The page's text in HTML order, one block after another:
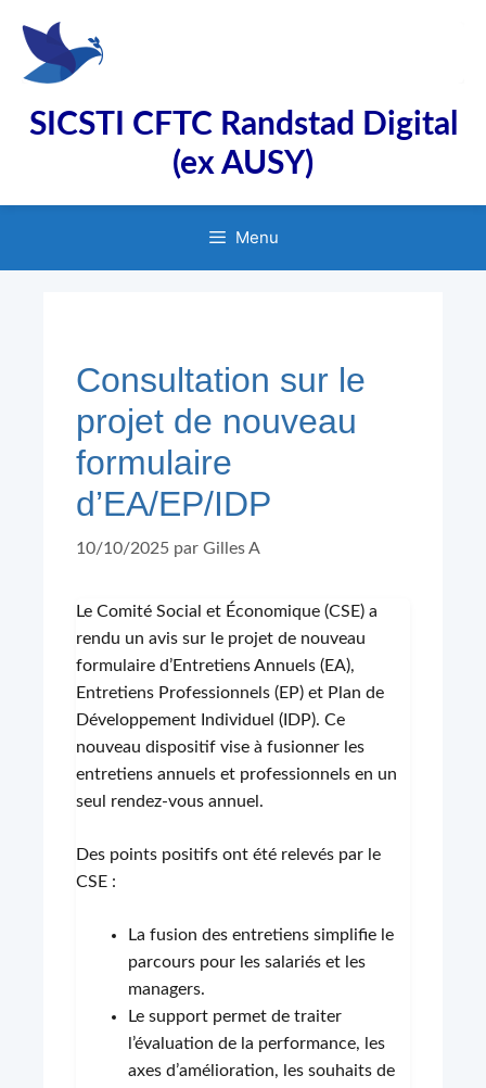
contenu
SICSTI CFTC Randstad Digital
(ex AUSY)
Menu
Consultation sur le
projet de nouveau
formulaire
d’EA/EP/IDP
10/10/2025 par Gilles A
Le Comité Social et Économique (CSE) a
rendu un avis sur le projet de nouveau
formulaire d’Entretiens Annuels (EA),
Entretiens Professionnels (EP) et Plan de
Développement Individuel (IDP). Ce
nouveau dispositif vise à fusionner les
entretiens annuels et professionnels en un
seul rendez-vous annuel.
Des points positifs ont été relevés par le
CSE :
La fusion des entretiens simplifie le
parcours pour les salariés et les
managers.
Le support permet de traiter
l’évaluation de la performance, les
axes d’amélioration, les souhaits de